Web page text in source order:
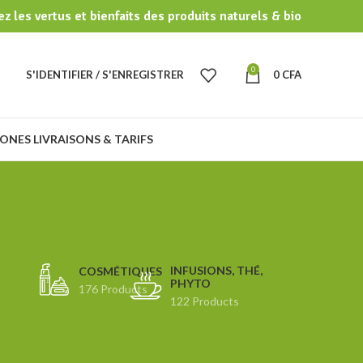
les vertus et bienfaits des produits naturels & bio
S'IDENTIFIER / S'ENREGISTRER 0 0 CFA
LIVRAISONS & TARIFS
COSMÉTIQUES
176 Products
INFUSIONS, THÉ,
PHYTO
122 Products